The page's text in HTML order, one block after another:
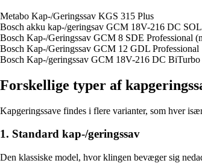
Metabo Kap-/Geringssav KGS 315 Plus
Bosch akku kap-/geringsav GCM 18V-216 DC
Bosch Kap-/Geringssav GCM 8 SDE Professional
Bosch Kap-/Geringssav GCM 12 GDL Professional
Bosch Kap-/geringssav GCM 18V-216 DC BiTurbo
Forskellige typer af
Kapgeringssave findes i flere varianter, som hver
1. Standard kap-/geringssav
Den klassiske model, hvor klingen bevæger sig